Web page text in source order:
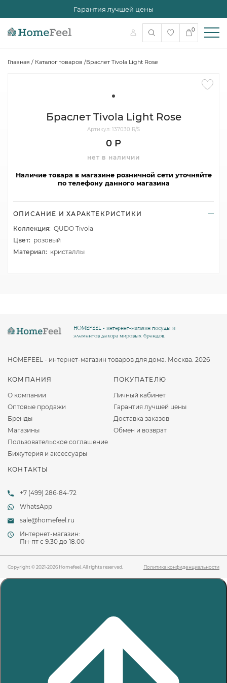
Гарантия лучшей цены
0
Главная / Каталог товаров /Браслет Tivola Light Rose
Браслет Tivola Light Rose
Артикул: 137030 R/S
0 Р
нет в наличии
Наличие товара в магазине розничной сети уточняйте
по телефону данного магазина
ОПИСАНИЕ И ХАРАКТЕКРИСТИКИ
Коллекция: QUDO Tivola
Цвет: розовый
Материал: кристаллы
КОМПАНИЯ
О компании
Оптовые продажи
Бренды
Магазины
Пользовательское соглашение
Бижутерия и аксессуары
ПОКУПАТЕЛЮ
Личный кабинет
Гарантия лучшей цены
Доставка заказов
Обмен и возврат
КОНТАКТЫ
+7 (499) 286-84-72
WhatsApp
sale@homefeel.ru
Интернет-магазин:
Пн-пт c 9.30 до 18.00
HOMEFEEL - интернет-магазин посуды и
элементов декора мировых брендов.
HOMEFEEL - интернет-магазин товаров для дома. Москва. 2026
Copyright © 2021-2026 Homefeel. All rights reserved. Политика конфиденциальности